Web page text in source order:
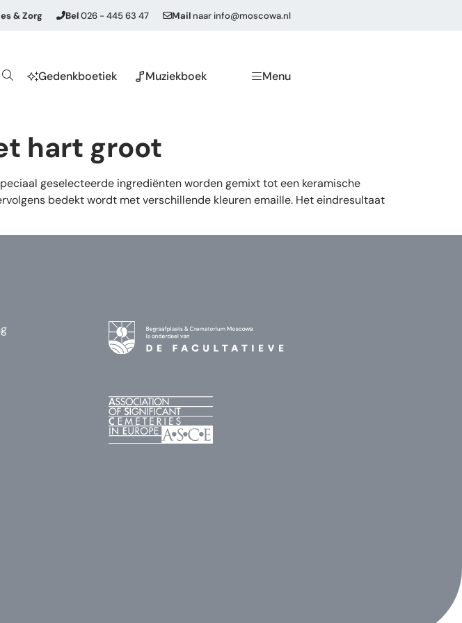
& Zorg Bel026 - 445 63 47 Mail naarinfo@moscowa.nl
Gedenkboetiek Muziekboek Menu
hart groot
geselecteerde ingrediënten worden gemixt tot een keramische
bedekt wordt met verschillende kleuren emaille. Het eindresultaat